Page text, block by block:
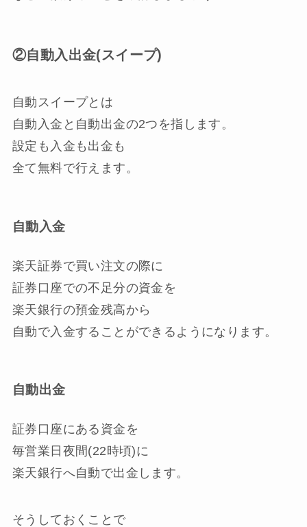
②自動入出金(スイープ)
自動スイープとは
自動入金と自動出金の2つを指します。
設定も入金も出金も
全て無料で行えます。
自動入金
楽天証券で買い注文の際に
証券口座での不足分の資金を
楽天銀行の預金残高から
自動で入金することができるようになります。
自動出金
証券口座にある資金を
毎営業日夜間(22時頃)に
楽天銀行へ自動で出金します。
そうしておくことで